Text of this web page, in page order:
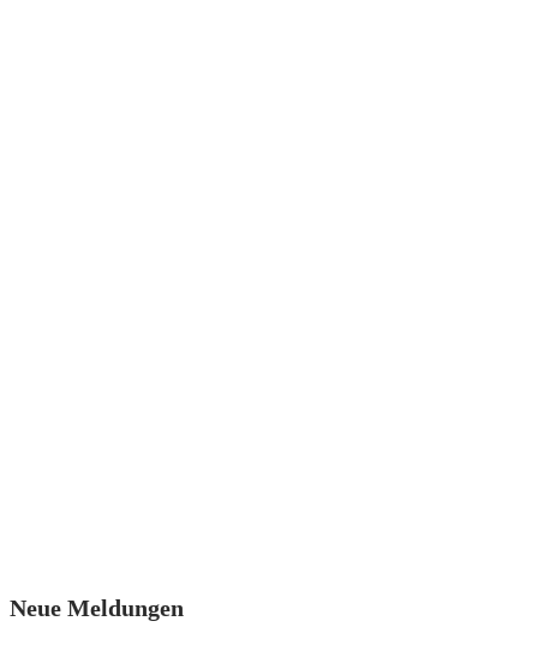
Neue Meldungen